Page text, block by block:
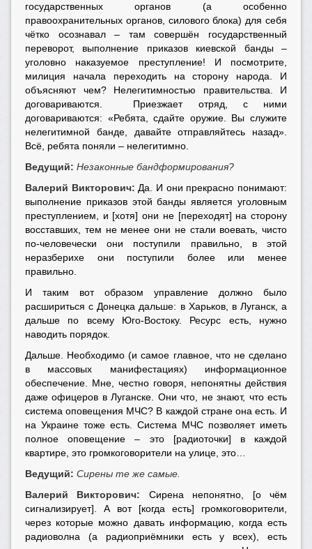
государственных органов (а особенно
правоохранительных органов, силового блока) для себя
чётко осознавал – там совершён государственный
переворот, выполнение приказов киевской банды –
уголовно наказуемое преступление! И посмотрите,
милиция начала переходить на сторону народа. И
объясняют чем? Нелегитимностью правительства. И
договариваются. Приезжает отряд, с ними
договариваются: «Ребята, сдайте оружие. Вы служите
нелегитимной банде, давайте отправляйтесь назад».
Всё, ребята поняли – нелегитимно.
Ведущий: Незаконные бандформирования?
Валерий Викторович: Да. И они прекрасно понимают:
выполнение приказов этой банды является уголовным
преступлением, и [хотя] они не [переходят] на сторону
восставших, тем не менее они не стали воевать, чисто
по-человечески они поступили правильно, в этой
неразберихе они поступили более или менее
правильно.
И таким вот образом управление должно было
расшириться с Донецка дальше: в Харьков, в Луганск, а
дальше по всему Юго-Востоку. Ресурс есть, нужно
наводить порядок.
Дальше. Необходимо (и самое главное, что не сделано
в массовых манифестациях) информационное
обеспечение. Мне, честно говоря, непонятны действия
даже офицеров в Луганске. Они что, не знают, что есть
система оповещения МЧС? В каждой стране она есть. И
на Украине тоже есть. Система МЧС позволяет иметь
полное оповещение – это [радиоточки] в каждой
квартире, это громкоговорители на улице, это…
Ведущий: Сирены те же самые.
Валерий Викторович:
Сирена непонятно, [о чём
сигнализирует]. А вот [когда есть] громкоговорители,
через которые можно давать информацию, когда есть
радиоволна (а радиоприёмники есть у всех), есть